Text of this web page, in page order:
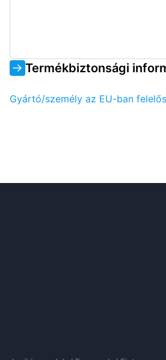
Termékbiztonsági
Gyártó/személy az EU-ban felelős